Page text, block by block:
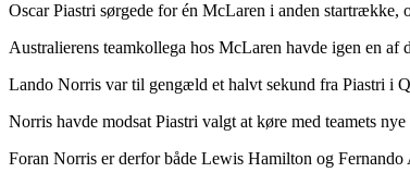
Oscar Piastri sørgede for én McLaren i anden
Australierens teamkollega hos McLaren havde igen en
Lando Norris var til gengæld et halvt sekund fra Piastri i
Norris havde modsat Piastri valgt at køre med teamets
Foran Norris er derfor både Lewis Hamilton og